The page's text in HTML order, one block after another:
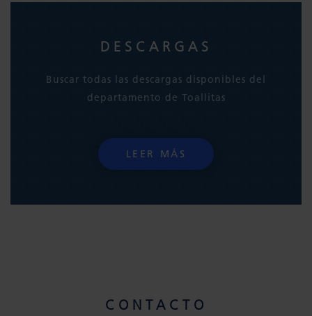
DESCARGAS
Buscar todas las descargas disponibles del
departamento de Toallitas
LEER MÁS
CONTACTO